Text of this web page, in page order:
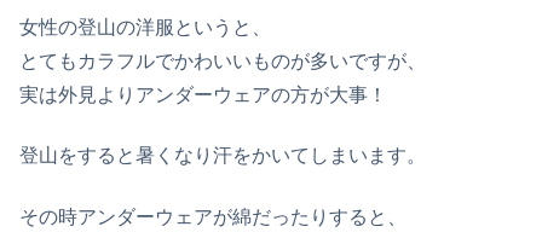
女性の登山の洋服というと、
とてもカラフルでかわいいものが多いですが、
実は外見よりアンダーウェアの方が大事！
登山をすると暑くなり汗をかいてしまいます。
その時アンダーウェアが綿だったりすると、